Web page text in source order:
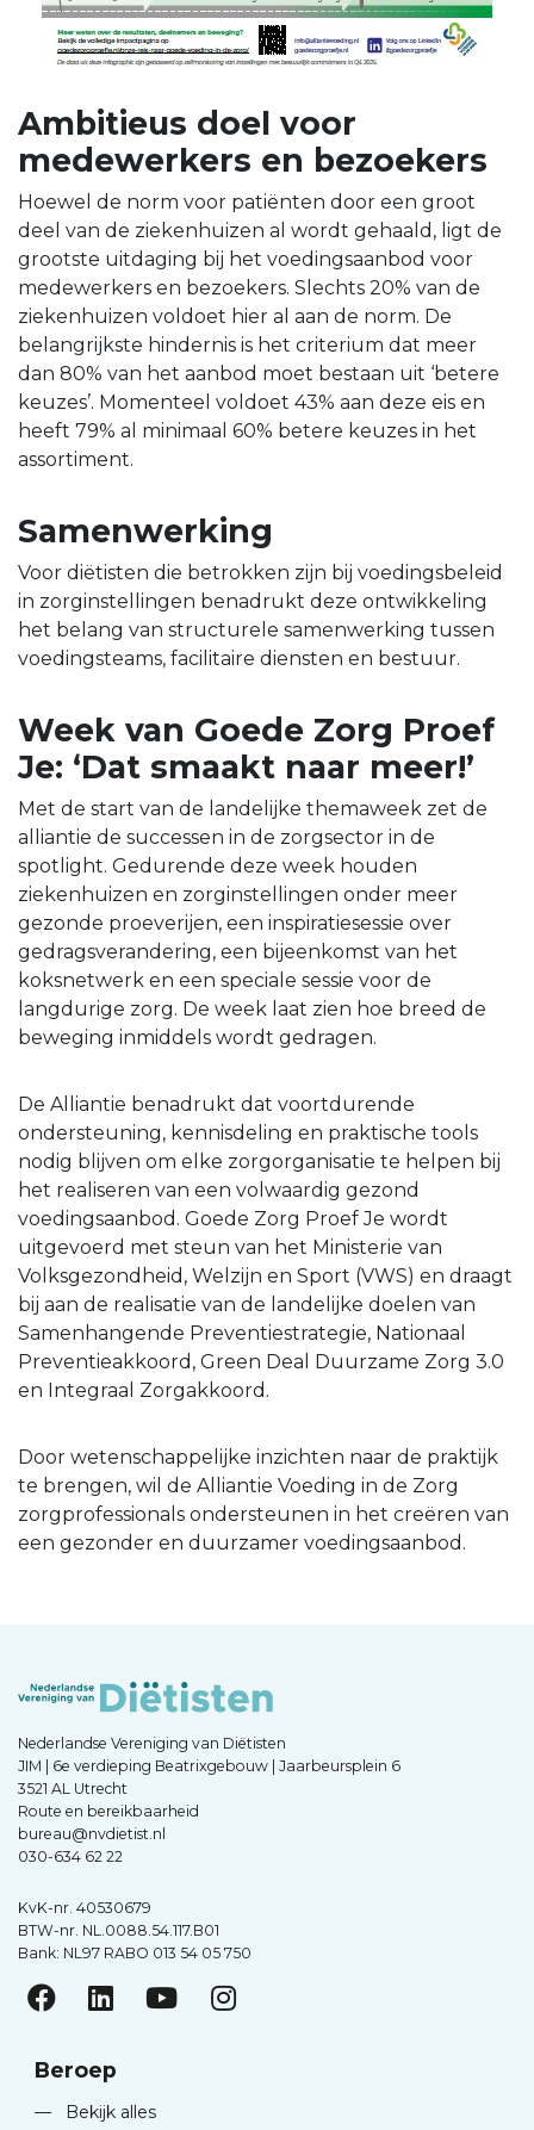
Ambitieus doel voor
medewerkers en bezoekers
Hoewel de norm voor patiënten door een groot
deel van de ziekenhuizen al wordt gehaald, ligt de
grootste uitdaging bij het voedingsaanbod voor
medewerkers en bezoekers. Slechts 20% van de
ziekenhuizen voldoet hier al aan de norm. De
belangrijkste hindernis is het criterium dat meer
dan 80% van het aanbod moet bestaan uit ‘betere
keuzes’. Momenteel voldoet 43% aan deze eis en
heeft 79% al minimaal 60% betere keuzes in het
assortiment.
Samenwerking
Voor diëtisten die betrokken zijn bij voedingsbeleid
in zorginstellingen benadrukt deze ontwikkeling
het belang van structurele samenwerking tussen
voedingsteams, facilitaire diensten en bestuur.
Week van Goede Zorg Proef
Je: ‘Dat smaakt naar meer!’
Met de start van de landelijke themaweek zet de
alliantie de successen in de zorgsector in de
spotlight. Gedurende deze week houden
ziekenhuizen en zorginstellingen onder meer
gezonde proeverijen, een inspiratiesessie over
gedragsverandering, een bijeenkomst van het
koksnetwerk en een speciale sessie voor de
langdurige zorg. De week laat zien hoe breed de
beweging inmiddels wordt gedragen.
De Alliantie benadrukt dat voortdurende
ondersteuning, kennisdeling en praktische tools
nodig blijven om elke zorgorganisatie te helpen bij
het realiseren van een volwaardig gezond
voedingsaanbod. Goede Zorg Proef Je wordt
uitgevoerd met steun van het Ministerie van
Volksgezondheid, Welzijn en Sport (VWS) en draagt
bij aan de realisatie van de landelijke doelen van
Samenhangende Preventiestrategie, Nationaal
Preventieakkoord, Green Deal Duurzame Zorg 3.0
en Integraal Zorgakkoord.
Door wetenschappelijke inzichten naar de praktijk
te brengen, wil de Alliantie Voeding in de Zorg
zorgprofessionals ondersteunen in het creëren van
een gezonder en duurzamer voedingsaanbod.
Nederlandse Vereniging van Diëtisten
JIM | 6e verdieping Beatrixgebouw | Jaarbeursplein 6
3521 AL Utrecht
Route en bereikbaarheid
bureau@nvdietist.nl
030-634 62 22
KvK-nr. 40530679
BTW-nr. NL.0088.54.117.B01
Bank: NL97 RABO 013 54 05 750
Beroep
—
Bekijk alles